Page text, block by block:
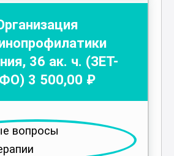
, 36 ак. ч. (ЗЕТ-
3 500,00 ₽